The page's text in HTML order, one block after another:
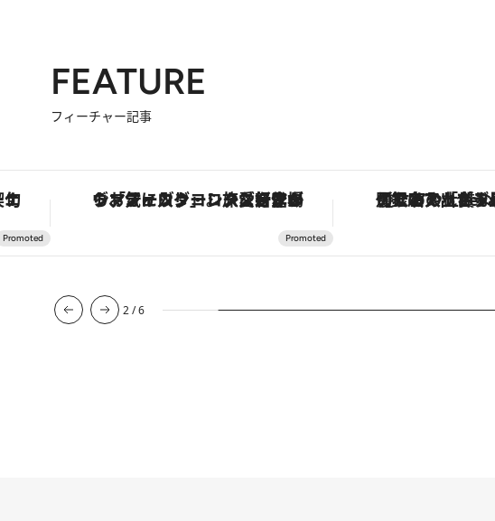
FEATURE
フィーチャー記事
で満喫！ ヴァシュロン・コンスタンタン「オーヴァーシーズ・オートマティック」。旅愛好家のお気に入りコレクションから、ジェンダーレスな新作が登場
2/6